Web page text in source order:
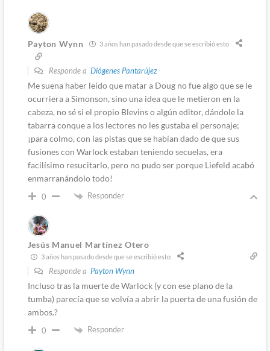
Payton Wynn 3 años han pasado desde que se escribió esto
Responde a Diógenes Pantarújez
Me suena haber leído que matar a Doug no fue algo que se le
ocurriera a Simonson, sino una idea que le metieron en la
cabeza, no sé si el propio Blevins o algún editor, dándole la
tabarra conque a los lectores no les gustaba el personaje;
¡para colmo, con las pistas que se habían dado de que sus
fusiones con Warlock estaban teniendo secuelas, era
facilísimo resucitarlo, pero no pudo ser porque Liefeld acabó
enmarranándolo todo!
0 Responder
Jesús Manuel Martínez Otero
3 años han pasado desde que se escribió esto
Responde a Payton Wynn
Incluso tras la muerte de Warlock (y con ese plano de la
tumba) parecía que se volvía a abrir la puerta de una fusión de
ambos.?
0 Responder